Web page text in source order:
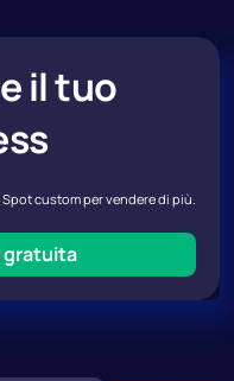
il tuo
custom per vendere di più.
gratuita